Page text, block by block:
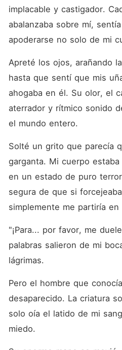
implacable y castigador.
abalanzaba sobre mí,
apoderarse no solo de mi
Apreté los ojos, arañando
hasta que sentí que mis
ahogaba en él. Su olor, el
aterrador y rítmico sonido
el mundo entero.
Solté un grito que parecía
garganta. Mi cuerpo
en un estado de puro
segura de que si
simplemente me partiría en
"¡Para... por favor, me
palabras salieron de mi
lágrimas.
Pero el hombre que
desaparecido. La criatura
solo oía el latido de mi
miedo.